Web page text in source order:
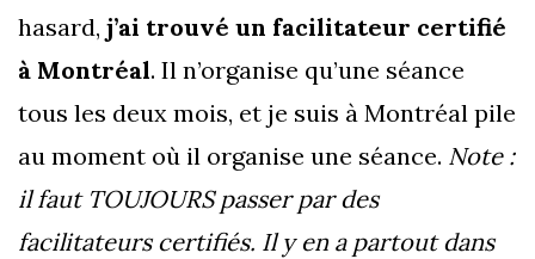
hasard, j’ai trouvé un facilitateur certifié
à Montréal. Il n’organise qu’une séance
tous les deux mois, et je suis à Montréal pile
au moment où il organise une séance. Note :
il faut TOUJOURS passer par des
facilitateurs certifiés. Il y en a partout dans